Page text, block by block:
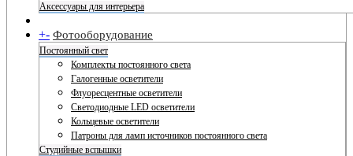
Аксессуары для интерьера
+- Фотооборудование
Постоянный свет
Комплекты постоянного света
Галогенные осветители
Флуоресцентные осветители
Светодиодные LED осветители
Кольцевые осветители
Патроны для ламп источников постоянного света
Студийные вспышки